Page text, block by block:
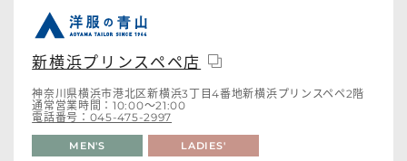
新横浜プリンスペペ店
神奈川県横浜市港北区新横浜3丁目4番地新横浜プリンスペペ2階
通常営業時間：10:00～21:00
電話番号：045-475-2997
MEN'S LADIES'